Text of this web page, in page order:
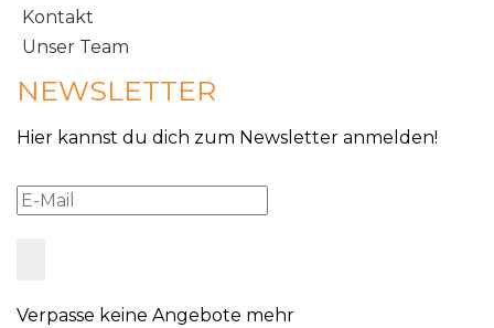
Kontakt
Unser Team
NEWSLETTER
Hier kannst du dich zum Newsletter anmelden!
Verpasse keine Angebote mehr